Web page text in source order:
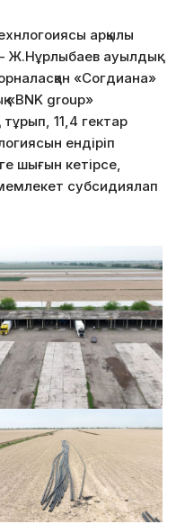
арқылы
— Ж.Нұрлыбаев ауылдық
«Согдиана»
«BNK group»
11,4 гектар
ендіріп
шығын кетірсе,
субсидиялап